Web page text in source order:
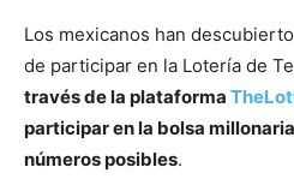
Los mexicanos han
de participar en la Lotería de
través de la plataforma
participar en la bolsa
números posibles.